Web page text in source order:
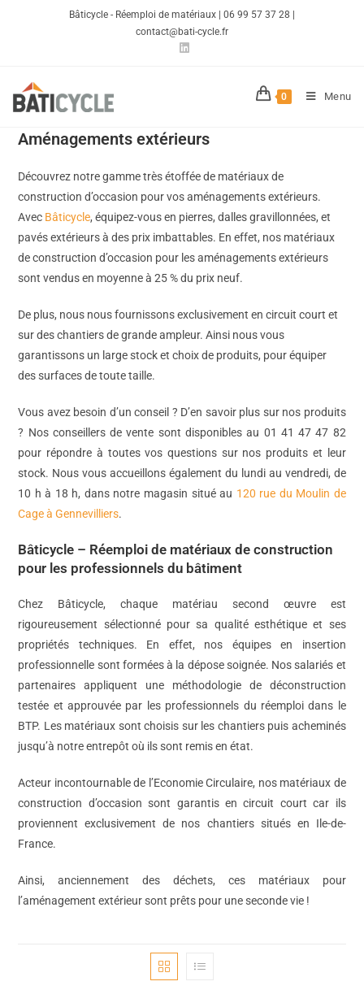
Bâticycle - Réemploi de matériaux | 06 99 57 37 28 |
contact@bati-cycle.fr
0 Menu
Aménagements extérieurs
Découvrez notre gamme très étoffée de matériaux de
construction d’occasion pour vos aménagements extérieurs.
Avec Bâticycle, équipez-vous en pierres, dalles gravillonnées, et
pavés extérieurs à des prix imbattables. En effet, nos matériaux
de construction d’occasion pour les aménagements extérieurs
sont vendus en moyenne à 25 % du prix neuf.
De plus, nous nous fournissons exclusivement en circuit court et
sur des chantiers de grande ampleur. Ainsi nous vous
garantissons un large stock et choix de produits, pour équiper
des surfaces de toute taille.
Vous avez besoin d’un conseil ? D’en savoir plus sur nos produits
? Nos conseillers de vente sont disponibles au 01 41 47 47 82
pour répondre à toutes vos questions sur nos produits et leur
stock. Nous vous accueillons également du lundi au vendredi, de
10 h à 18 h, dans notre magasin situé au 120 rue du Moulin de
Cage à Gennevilliers.
Bâticycle – Réemploi de matériaux de construction
pour les professionnels du bâtiment
Chez Bâticycle, chaque matériau second œuvre est
rigoureusement sélectionné pour sa qualité esthétique et ses
propriétés techniques. En effet, nos équipes en insertion
professionnelle sont formées à la dépose soignée. Nos salariés et
partenaires appliquent une méthodologie de déconstruction
testée et approuvée par les professionnels du réemploi dans le
BTP. Les matériaux sont choisis sur les chantiers puis acheminés
jusqu’à notre entrepôt où ils sont remis en état.
Acteur incontournable de l’Economie Circulaire, nos matériaux de
construction d’occasion sont garantis en circuit court car ils
proviennent exclusivement de nos chantiers situés en Ile-de-
France.
Ainsi, anciennement des déchets, ces matériaux pour
l’aménagement extérieur sont prêts pour une seconde vie !